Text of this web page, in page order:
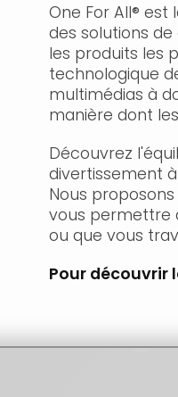
One For All®
des solutions
les produits les
technologique
multimédias à
manière dont
Découvrez
divertissement
Nous
vous permettre
ou que vous
Pour découvrir